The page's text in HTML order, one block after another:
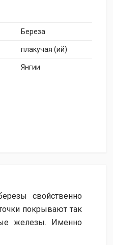
Береза
плакучая (ий)
Янгии
свойственно
покрывают так
железы. Именно